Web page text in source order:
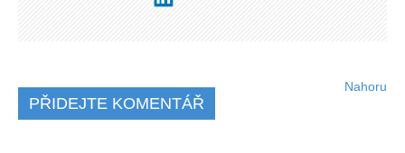
PŘIDEJTE KOMENTÁŘ
Nahoru